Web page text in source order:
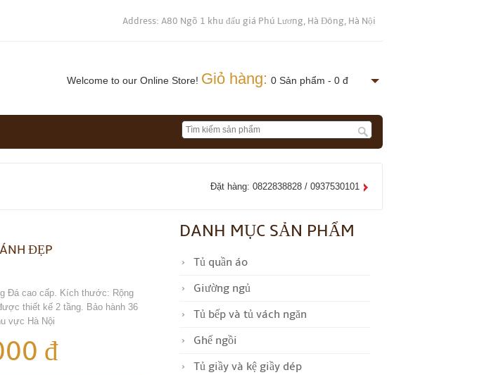
Address: A80 Ngõ 1 khu đấu giá Phú Lương, Hà Đông, Hà Nội
Welcome to our Online Store! Giỏ hàng: 0 Sản phẩm - 0 đ
Đặt hàng: 0822838828 / 0937530101
ĐẸP
Đá cao cấp. Kích thước: Rộng
thiết kế 2 tầng. Bảo hành 36
vực Hà Nội
đ
DANH MỤC SẢN PHẨM
Tủ quần áo
Giường ngủ
Tủ bếp và tủ vách ngăn
Ghế ngồi
Tủ giầy và kệ giầy dép